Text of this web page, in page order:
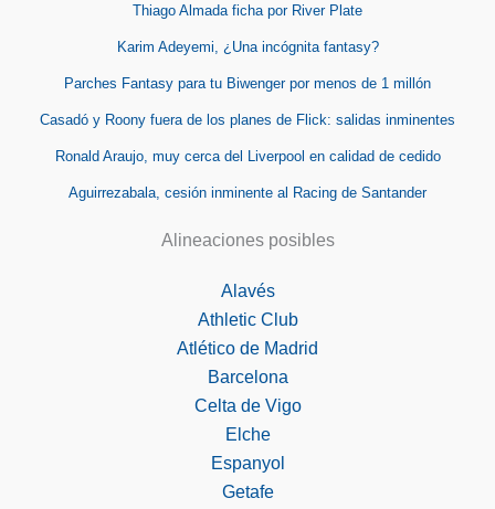
Thiago Almada ficha por River Plate
Karim Adeyemi, ¿Una incógnita fantasy?
Parches Fantasy para tu Biwenger por menos de 1 millón
Casadó y Roony fuera de los planes de Flick: salidas inminentes
Ronald Araujo, muy cerca del Liverpool en calidad de cedido
Aguirrezabala, cesión inminente al Racing de Santander
Alineaciones posibles
Alavés
Athletic Club
Atlético de Madrid
Barcelona
Celta de Vigo
Elche
Espanyol
Getafe